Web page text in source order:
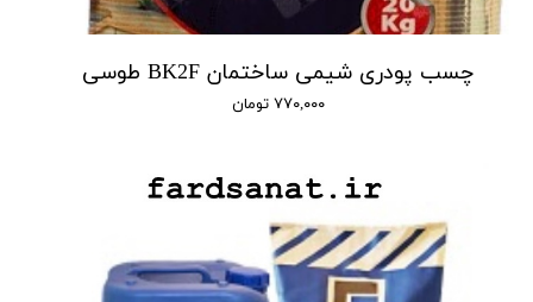
چسب پودری شیمی ساختمان BK2F طوسی
۷۷۰,۰۰۰ تومان